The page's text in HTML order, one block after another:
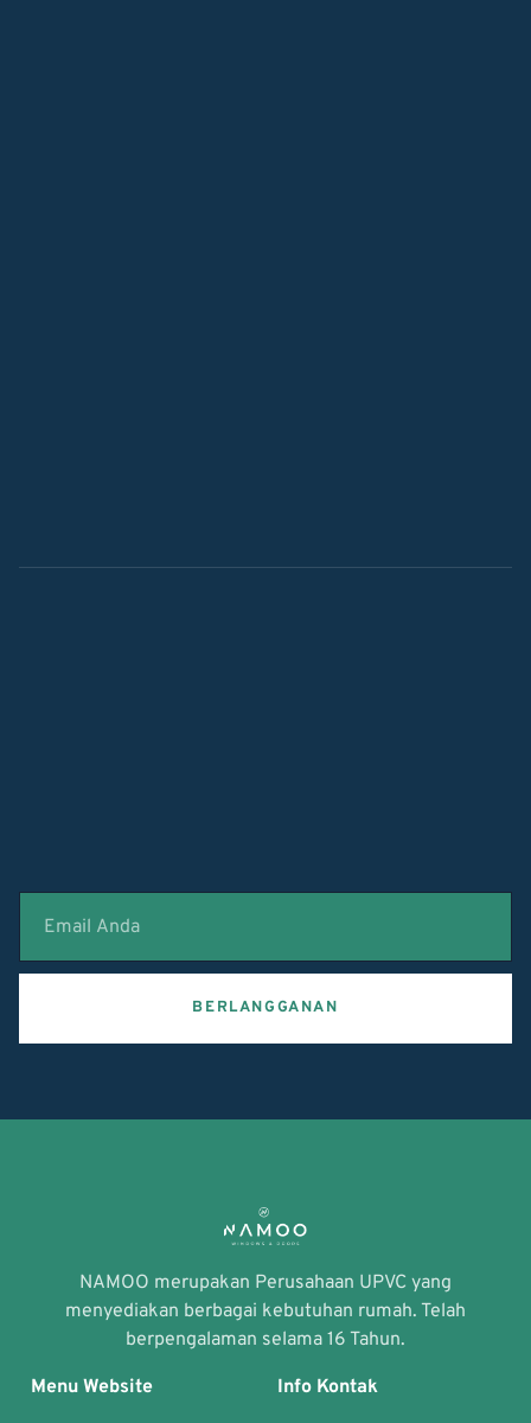
BERLANGGANAN
NAMOO merupakan Perusahaan UPVC yang
menyediakan berbagai kebutuhan rumah. Telah
berpengalaman selama 16 Tahun.
Menu Website Info Kontak